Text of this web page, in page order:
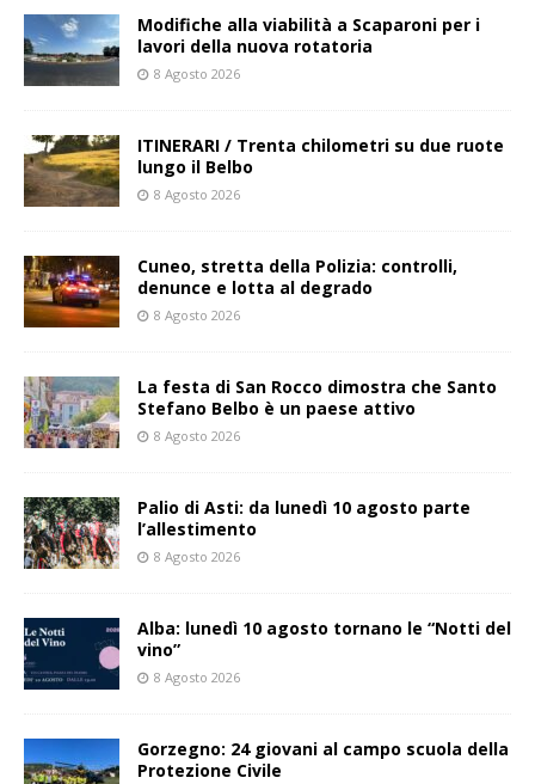
Modifiche alla viabilità a Scaparoni per i
lavori della nuova rotatoria
8 Agosto 2026
ITINERARI / Trenta chilometri su due ruote
lungo il Belbo
8 Agosto 2026
Cuneo, stretta della Polizia: controlli,
denunce e lotta al degrado
8 Agosto 2026
La festa di San Rocco dimostra che Santo
Stefano Belbo è un paese attivo
8 Agosto 2026
Palio di Asti: da lunedì 10 agosto parte
l’allestimento
8 Agosto 2026
Alba: lunedì 10 agosto tornano le “Notti del
vino”
8 Agosto 2026
Gorzegno: 24 giovani al campo scuola della
Protezione Civile